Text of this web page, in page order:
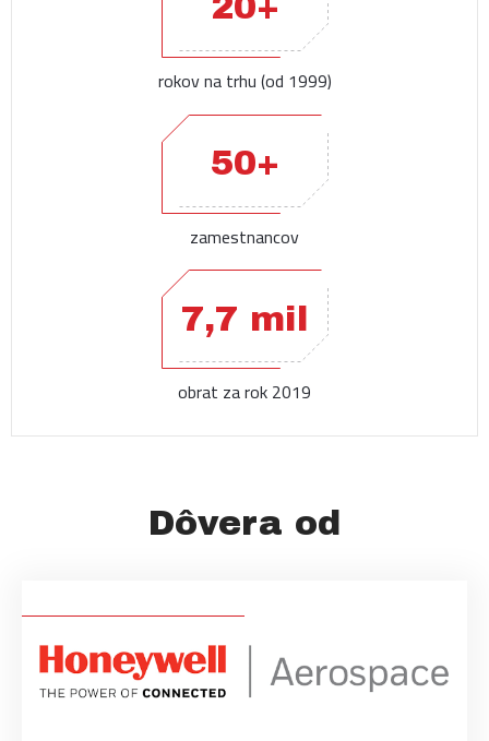
rokov na trhu (od 1999)
50+
zamestnancov
7,7 mil
obrat za rok 2019
Dôvera od